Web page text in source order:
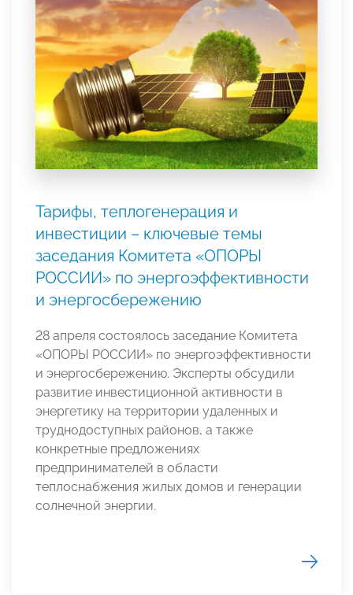
Тарифы, теплогенерация и
инвестиции – ключевые темы
заседания Комитета «ОПОРЫ
РОССИИ» по энергоэффективности
и энергосбережению
28 апреля состоялось заседание Комитета
«ОПОРЫ РОССИИ» по энергоэффективности
и энергосбережению. Эксперты обсудили
развитие инвестиционной активности в
энергетику на территории удаленных и
труднодоступных районов, а также
конкретные предложениях
предпринимателей в области
теплоснабжения жилых домов и генерации
солнечной энергии.